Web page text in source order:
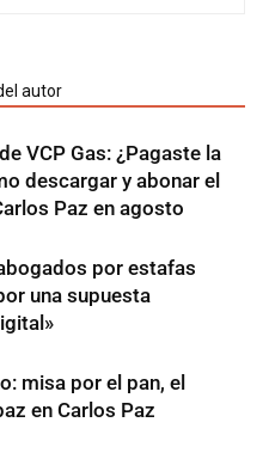
autor
VCP Gas: ¿Pagaste la
descargar y abonar el
Paz en agosto
por estafas
una supuesta
misa por el pan, el
en Carlos Paz